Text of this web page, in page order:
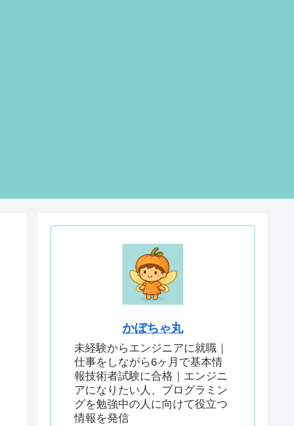
かぼちゃ丸
未経験からエンジニアに就職｜
仕事をしながら6ヶ月で基本情
報技術者試験に合格｜エンジニ
アになりたい人、プログラミン
グを勉強中の人に向けて役立つ
情報を発信